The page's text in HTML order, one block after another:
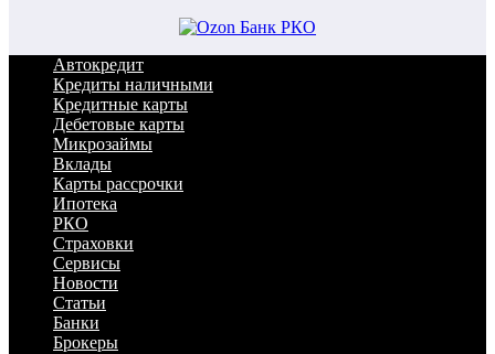
Автокредит
Кредиты наличными
Кредитные карты
Дебетовые карты
Микрозаймы
Вклады
Карты рассрочки
Ипотека
РКО
Страховки
Сервисы
Новости
Статьи
Банки
Брокеры